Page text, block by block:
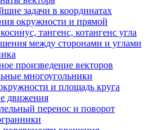
задачи в координатах
окружности и прямой
тангенс, котангенс угла
между сторонами и углами
произведение векторов
многоугольники
и площадь круга
движения
перенос и поворот